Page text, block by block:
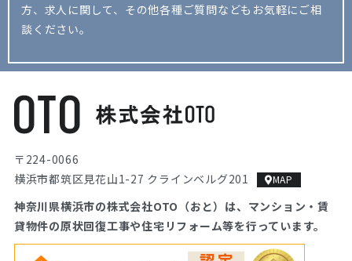
方、 求人に関して、その他各種ご質問などもお気軽にご相
談ください。
〒224-0066
横浜市都筑区見花山1-27 クラインベルグ201
MAP
神奈川県横浜市の株式会社OTO（おと）は、マンション・賃
貸物件の原状回復工事や住宅リフォーム等を行っています。